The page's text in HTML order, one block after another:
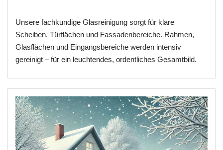
Unsere fachkundige Glasreinigung sorgt für klare
Scheiben, Türflächen und Fassadenbereiche. Rahmen,
Glasflächen und Eingangsbereiche werden intensiv
gereinigt – für ein leuchtendes, ordentliches Gesamtbild.